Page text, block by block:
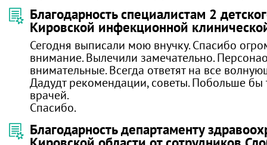
Благодарность специалистам 2
Кировской инфекционной
Сегодня выписали мою внучку. Спасибо
внимание. Вылечили замечательно.
внимательные. Всегда ответят на все
Дадудт рекомендации, советы. Побольше бы
врачей.
Спасибо.
Благодарность департаменту